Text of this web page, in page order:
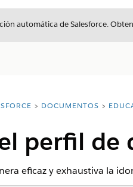
automática de Salesforce.
DOCUMENTOS
perfil de
eficaz y exhaustiva la